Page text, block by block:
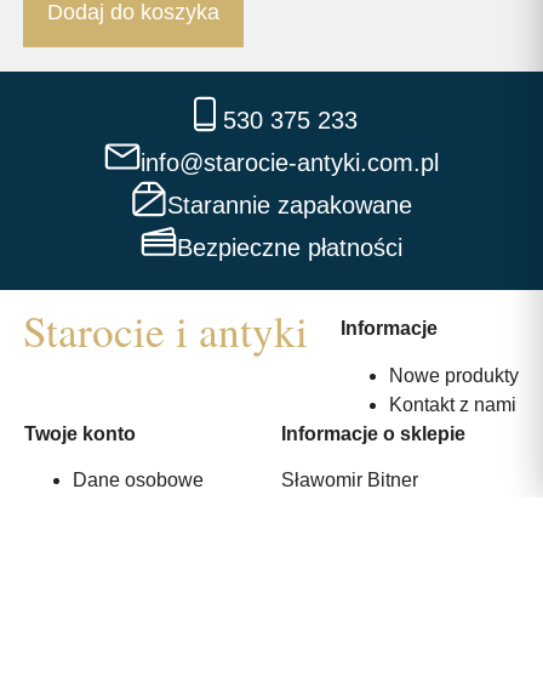
Dodaj do koszyka
530 375 233
info@starocie-antyki.com.pl
Starannie zapakowane
Bezpieczne płatności
Informacje
Nowe produkty
Kontakt z nami
Twoje konto
Dane osobowe
Informacje o sklepie
Sławomir Bitner